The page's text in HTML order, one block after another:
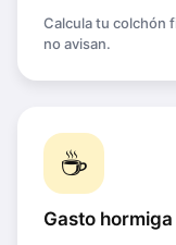
Calcula tu colchón
no avisan.
☕
Gasto hormiga